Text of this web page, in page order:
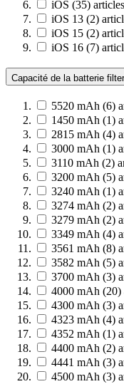
iOS (35) articles
iOS 13 (2)
iOS 15 (2)
iOS 16 (7)
Capacité de la batterie filter
5520 mAh (6)
1450 mAh (1)
2815 mAh (4)
3000 mAh (1)
3110 mAh (2)
3200 mAh (5)
3240 mAh (1)
3274 mAh (2)
3279 mAh (2)
3349 mAh (4)
3561 mAh (8)
3582 mAh (5)
3700 mAh (3)
4000 mAh (20)
4300 mAh (3)
4323 mAh (4)
4352 mAh (1)
4400 mAh (2)
4441 mAh (3)
4500 mAh (3)